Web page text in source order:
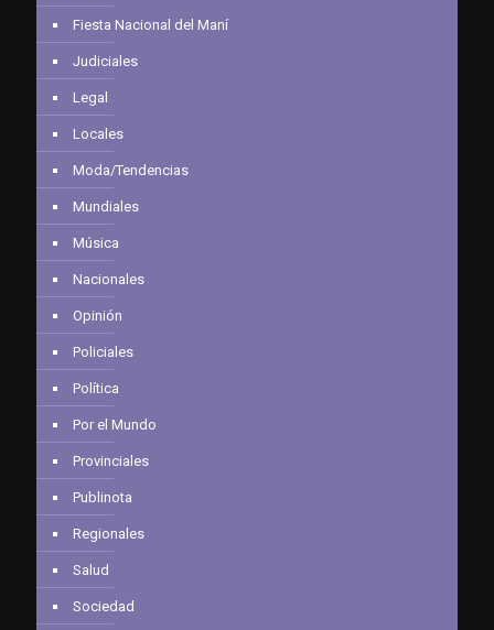
Fiesta Nacional del Maní
Judiciales
Legal
Locales
Moda/Tendencias
Mundiales
Música
Nacionales
Opinión
Policiales
Política
Por el Mundo
Provinciales
Publinota
Regionales
Salud
Sociedad